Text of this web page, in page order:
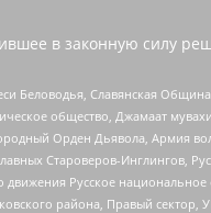
в законную силу
Беловодья, Славянская
общество, Джамаат
Орден Дьявола, Армия
Староверов-Инглингов,
Русское
района, Правый сектор,